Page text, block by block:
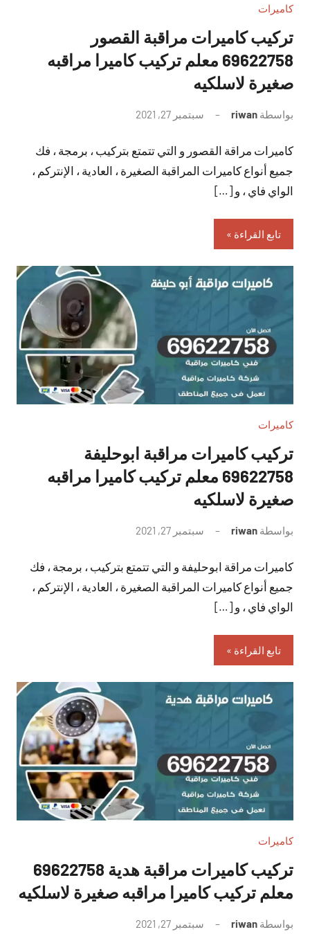
كاميرات
تركيب كاميرات مراقبة القصور
69622758 معلم تركيب كاميرا مراقبه
صغيرة لاسلكيه
بواسطة riwan سبتمبر 27, 2021
تعليقات
كاميرات مراقة القصور و التي تتمتع بتركيب ، برمجة ، فك
جميع أنواع كاميرات المراقبة الصغيرة ، العادية ، الإنتركم ،
الواي فاي ، و […]
تابع القراءة
كاميرات
تركيب كاميرات مراقبة ابوحليفة
69622758 معلم تركيب كاميرا مراقبه
صغيرة لاسلكيه
بواسطة riwan سبتمبر 27, 2021
تعليقات
كاميرات مراقة ابوحليفة و التي تتمتع بتركيب ، برمجة ، فك
جميع أنواع كاميرات المراقبة الصغيرة ، العادية ، الإنتركم ،
الواي فاي ، و […]
تابع القراءة
كاميرات
تركيب كاميرات مراقبة هدية 69622758
معلم تركيب كاميرا مراقبه صغيرة لاسلكيه
بواسطة riwan سبتمبر 27, 2021